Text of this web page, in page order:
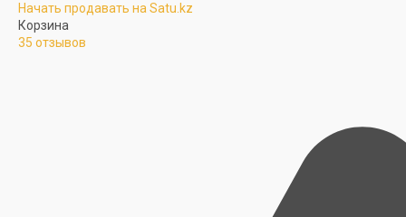
Начать продавать на Satu.kz
Корзина
35 отзывов